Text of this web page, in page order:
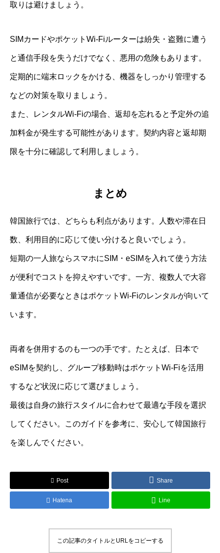
取りは避けましょう。
SIMカードやポケットWi-Fiルーターは紛失・盗難に遭う
と通信手段を失うだけでなく、悪用の危険もあります。
定期的に端末ロックをかける、機器をしっかり管理する
などの対策を取りましょう。
また、レンタルWi-Fiの場合、返却を忘れると予定外の追
加料金が発生する可能性があります。契約内容と返却期
限を十分に確認して利用しましょう。
まとめ
韓国旅行では、どちらも利点があります。人数や滞在日
数、利用目的に応じて使い分けると良いでしょう。
短期の一人旅ならスマホにSIM・eSIMを入れて使う方法
が便利でコストを抑えやすいです。一方、複数人で大容
量通信が必要なときはポケットWi-Fiのレンタルが向いて
います。
両者を併用するのも一つの手です。たとえば、日本で
eSIMを契約し、グループ移動時はポケットWi-Fiを活用
するなど状況に応じて選びましょう。
最後は自身の旅行スタイルに合わせて最適な手段を選択
してください。このガイドを参考に、安心して韓国旅行
を楽しんでください。
Post Share
Hatena Line
この記事のタイトルとURLをコピーする